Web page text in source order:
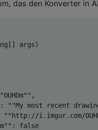
das den Konverter in
[] args)
""My most recent
i.imgur.com/
false